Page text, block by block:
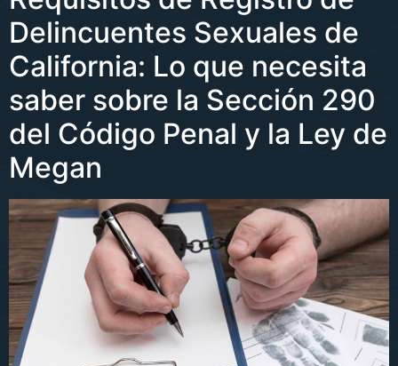
Delincuentes Sexuales de
California: Lo que necesita
saber sobre la Sección 290
del Código Penal y la Ley de
Megan